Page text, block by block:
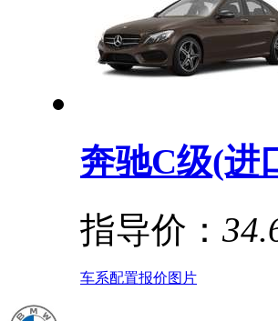
奔驰C级(进
指导价：
车系配置报价图片